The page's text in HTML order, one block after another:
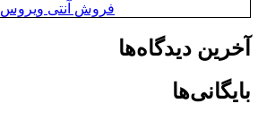
فروش آنتی ویروس
آخرین دیدگاه‌ها
بایگانی‌ها